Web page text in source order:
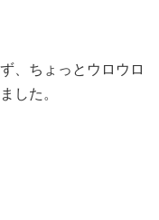
、ちょっとウロウロ
した。